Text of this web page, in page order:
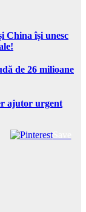
China își unesc
de 26 milioane
ajutor urgent
Save